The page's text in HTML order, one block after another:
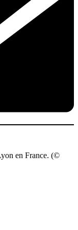
en France. (©